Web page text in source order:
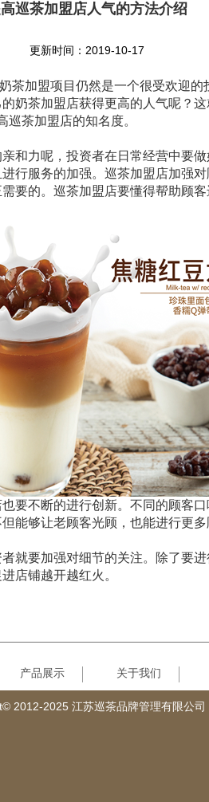
巡茶加盟店人气的方法介绍
更新时间：2019-10-17
加盟项目仍然是一个很受欢迎的
奶茶加盟店获得更高的人气呢？
巡茶加盟店的知名度。
力呢，投资者在日常经营中要做
行服务的加强。巡茶加盟店加强
要的。巡茶加盟店要懂得帮助顾
不断的进行创新。不同的顾客口
能够让老顾客光顾，也能进行更多
要加强对细节的关注。除了要进
店铺越开越红火。
产品展示 关于我们
2012-2025 江苏巡茶品牌管理有限公司